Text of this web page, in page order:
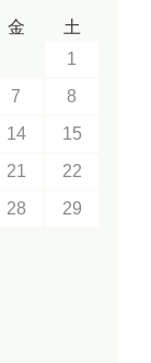
金
土
1
7
8
14
15
21
22
28
29